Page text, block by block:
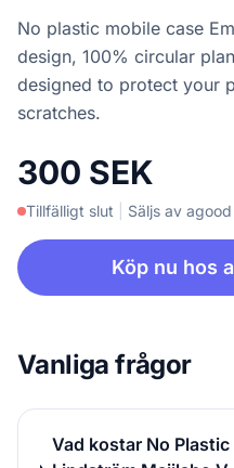
No plastic mobile case
design, 100% circular
designed to protect your
scratches.
300 SEK
Tillfälligt slut Säljs av
Köp nu hos
Vanliga frågor
Vad kostar No